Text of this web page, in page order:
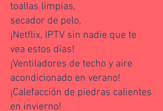
toallas limpias,
secador de pelo,
¡Netflix, IPTV sin nadie que te
vea estos días!
¡Ventiladores de techo y aire
acondicionado en verano!
¡Calefacción de piedras calientes
en invierno!